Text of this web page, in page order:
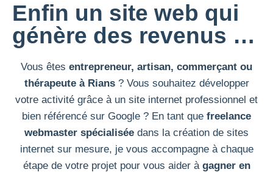
Enfin un site web qui
génère des revenus …
Vous êtes entrepreneur, artisan, commerçant ou
thérapeute àRians? Vous souhaitez développer
votre activité grâce à un site internet professionnel et
bien référencé sur Google ? En tant que freelance
webmaster spécialisée dans la création de sites
internet sur mesure, je vous accompagne à chaque
étape de votre projet pour vous aider à gagner en